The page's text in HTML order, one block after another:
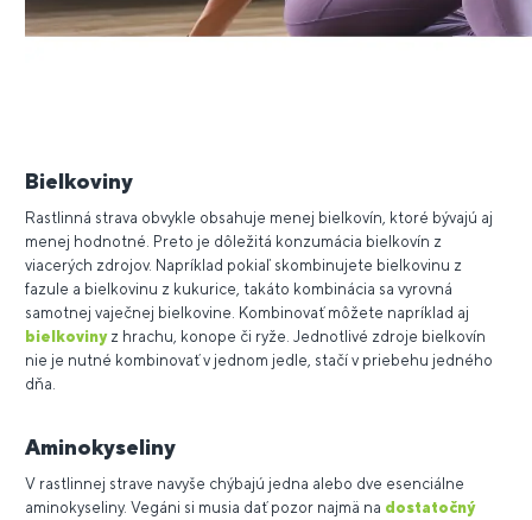
Bielkoviny
Rastlinná strava obvykle obsahuje menej bielkovín, ktoré bývajú aj
menej hodnotné. Preto je dôležitá konzumácia bielkovín z
viacerých zdrojov. Napríklad pokiaľ skombinujete bielkovinu z
fazule a bielkovinu z kukurice, takáto kombinácia sa vyrovná
samotnej vaječnej bielkovine. Kombinovať môžete napríklad aj
bielkoviny z hrachu, konope či ryže. Jednotlivé zdroje bielkovín
nie je nutné kombinovať v jednom jedle, stačí v priebehu jedného
dňa.
Aminokyseliny
V rastlinnej strave navyše chýbajú jedna alebo dve esenciálne
aminokyseliny. Vegáni si musia dať pozor najmä na dostatočný